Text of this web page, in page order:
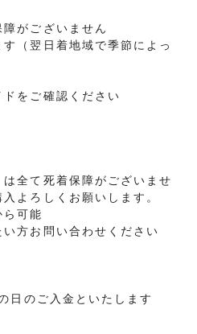
がございません
（翌日着地域で季節によっ
をご確認ください
全て死着保障がございませ
よろしくお願いします。
可能
方お問い合わせください
日のご入金といたします